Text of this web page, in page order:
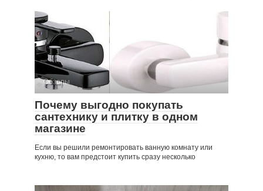
Обзоры
Почему выгодно покупать
сантехнику и плитку в одном
магазине
Если вы решили ремонтировать ванную комнату или
кухню, то вам предстоит купить сразу несколько